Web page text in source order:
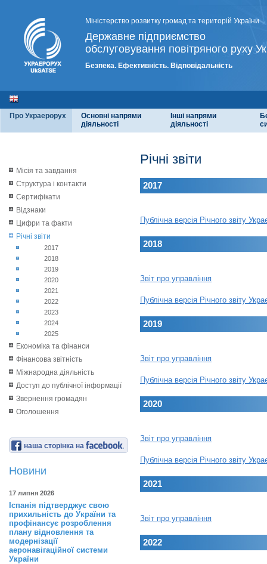
Міністерство розвитку громад та територій України
Державне підприємство
обслуговування повітряного руху
Безпека. Ефективність. Відповідальність
Про Украерорух
Основні напрями
діяльності
Інші напрями
діяльності
Місія та завдання
Структура і контакти
Сертифікати
Відзнаки
Цифри та факти
Річні звіти
2017
2018
2019
2020
2021
2022
2023
2024
2025
Економіка та фінанси
Фінансова звітність
Міжнародна діяльність
Доступ до публічної інформації
Звернення громадян
Оголошення
наша сторінка на
Новини
17 липня 2026
Іспанія підтверджує свою
прихильність до України та
профінансує розроблення
плану відновлення та
модернізації
аеронавігаційної системи
України
Річні звіти
2017
Публічна версія Річного звіту
2018
Звіт про управління
Публічна версія Річного звіту
2019
Звіт про управління
Публічна версія Річного звіту
2020
Звіт про управління
Публічна версія Річного звіту
2021
Звіт про управління
2022